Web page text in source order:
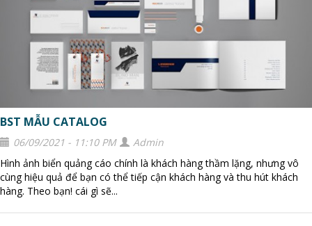
BST MẪU CATALOG
06/09/2021 - 11:10 PM
Admin
Hình ảnh biển quảng cáo chính là khách hàng thầm lặng, nhưng vô
cùng hiệu quả để bạn có thể tiếp cận khách hàng và thu hút khách
hàng. Theo bạn! cái gì sẽ...